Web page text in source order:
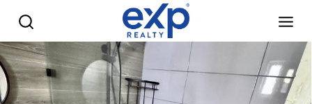
Apatamento 2 hab Punta Cana - eXp Realty República